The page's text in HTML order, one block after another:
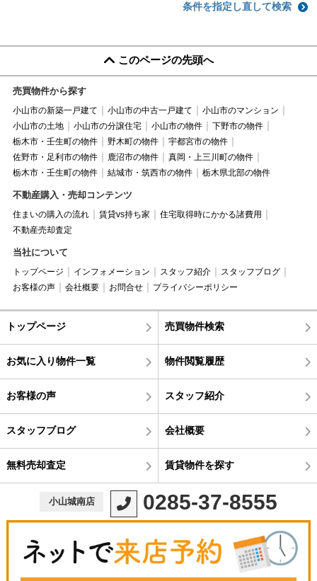
条件を指定し直して検索
このページの先頭へ
売買物件から探す
小山市の新築一戸建て 小山市の中古一戸建て
小山市のマンション
小山市の土地
小山市の分譲住宅 小山市の物件
下野市の物件
栃木市・壬生町の物件
野木町の物件
宇都宮市の物件
佐野市・足利市の物件
鹿沼市の物件
真岡・上三川町の物件
栃木市・壬生町の物件
結城市・筑西市の物件 栃木県北部の物件
不動産購入・売却コンテンツ
住まいの購入の流れ 賃貸vs持ち家
住宅取得時にかかる諸費用
不動産売却査定
当社について
トップページ インフォメーション スタッフ紹介
スタッフブログ
お客様の声
会社概要 お問合せ プライバシーポリシー
トップページ 売買物件検索
お気に入り物件一覧 物件閲覧履歴
お客様の声 スタッフ紹介
スタッフブログ 会社概要
無料売却査定 賃貸物件を探す
小山城南店 0285-37-8555